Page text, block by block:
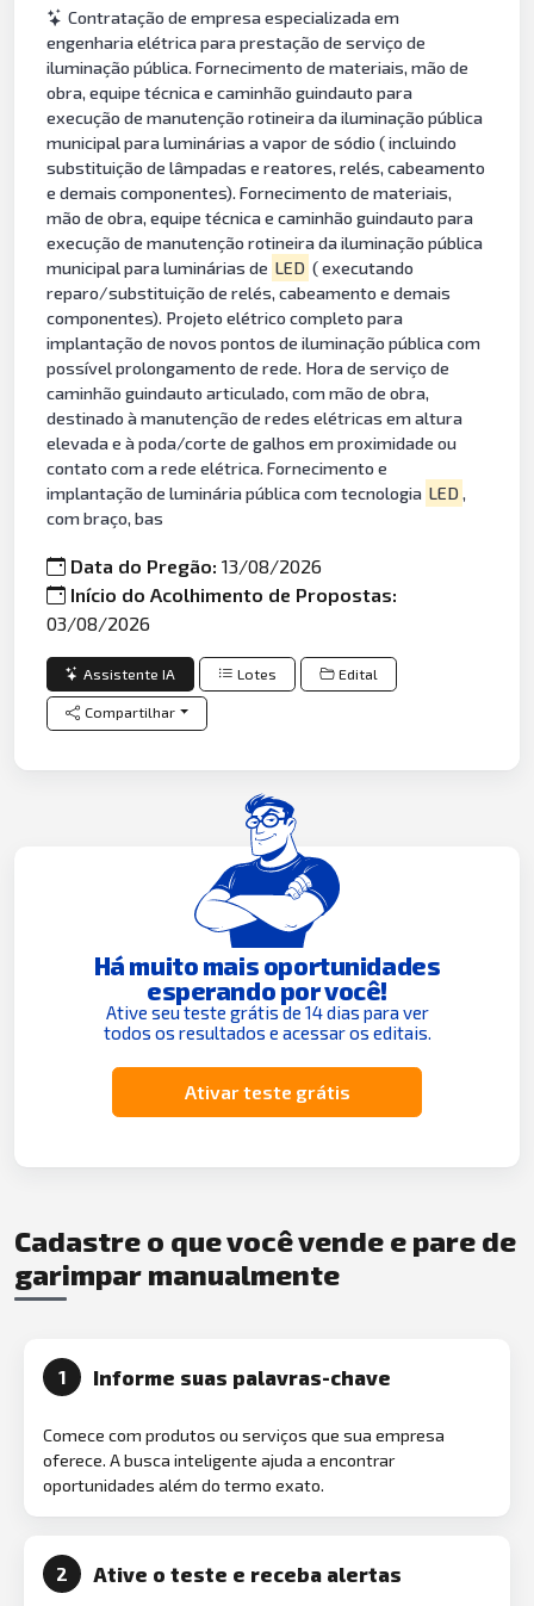
Contratação de empresa especializada em
engenharia elétrica para prestação de serviço de
iluminação pública. Fornecimento de materiais, mão de
obra, equipe técnica e caminhão guindauto para
execução de manutenção rotineira da iluminação pública
municipal para luminárias a vapor de sódio ( incluindo
substituição de lâmpadas e reatores, relés, cabeamento
e demais componentes). Fornecimento de materiais,
mão de obra, equipe técnica e caminhão guindauto para
execução de manutenção rotineira da iluminação pública
municipal para luminárias de LED ( executando
reparo/substituição de relés, cabeamento e demais
componentes). Projeto elétrico completo para
implantação de novos pontos de iluminação pública com
possível prolongamento de rede. Hora de serviço de
caminhão guindauto articulado, com mão de obra,
destinado à manutenção de redes elétricas em altura
elevada e à poda/corte de galhos em proximidade ou
contato com a rede elétrica. Fornecimento e
implantação de luminária pública com tecnologia LED ,
com braço, bas
Data do Pregão:13/08/2026
Início do Acolhimento de Propostas:
03/08/2026
Assistente IA Lotes Edital
Compartilhar
Há muito mais oportunidades
esperando por você!
Ative seu teste grátis de 14 dias para ver
todos os resultados e acessar os editais.
Ativar teste grátis
Cadastre o que você vende e pare de
garimpar manualmente
1 Informe suas palavras-chave
Comece com produtos ou serviços que sua empresa
oferece. A busca inteligente ajuda a encontrar
oportunidades além do termo exato.
2 Ative o teste e receba alertas